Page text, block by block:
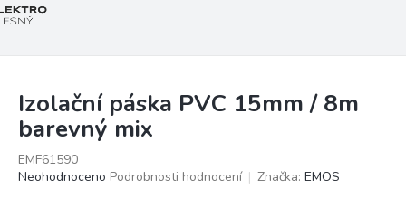
Izolační páska PVC 15mm / 8m
barevný mix
EMF61590
Průměrné
Neohodnoceno Podrobnosti hodnocení Značka: EMOS